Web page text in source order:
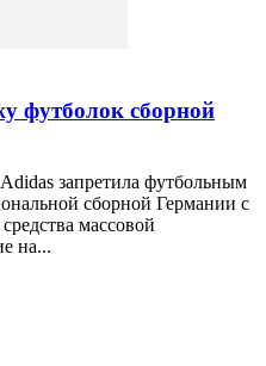
футболок сборной
запретила футбольным
сборной Германии с
массовой
на...